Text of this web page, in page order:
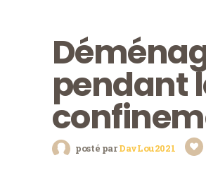
pendant
posté parDavLou2021